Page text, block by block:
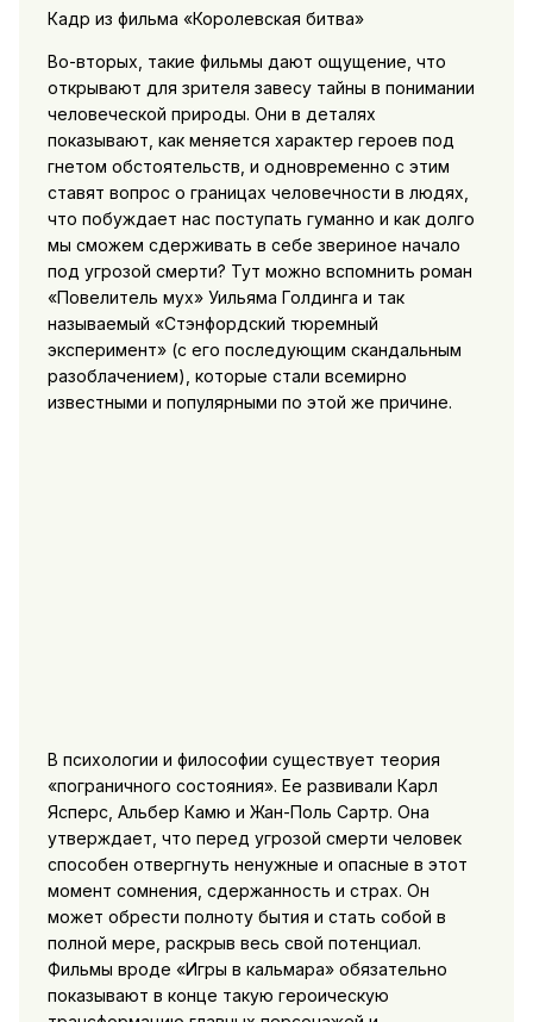
Кадр из фильма «Королевская битва»
Во-вторых, такие фильмы дают ощущение, что
открывают для зрителя завесу тайны в понимании
человеческой природы. Они в деталях
показывают, как меняется характер героев под
гнетом обстоятельств, и одновременно с этим
ставят вопрос о границах человечности в людях,
что побуждает нас поступать гуманно и как долго
мы сможем сдерживать в себе звериное начало
под угрозой смерти? Тут можно вспомнить роман
«Повелитель мух» Уильяма Голдинга и так
называемый «Стэнфордский тюремный
эксперимент» (с его последующим скандальным
разоблачением), которые стали всемирно
известными и популярными по этой же причине.
В психологии и философии существует теория
«пограничного состояния». Ее развивали Карл
Ясперс, Альбер Камю и Жан-Поль Сартр. Она
утверждает, что перед угрозой смерти человек
способен отвергнуть ненужные и опасные в этот
момент сомнения, сдержанность и страх. Он
может обрести полноту бытия и стать собой в
полной мере, раскрыв весь свой потенциал.
Фильмы вроде «Игры в кальмара» обязательно
показывают в конце такую героическую